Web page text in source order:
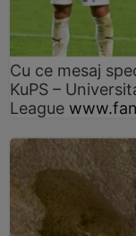
Cu ce mesaj
KuPS –
League